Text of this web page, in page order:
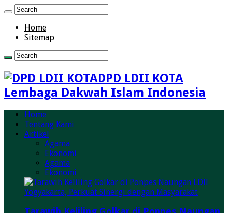
Home
Sitemap
DPD LDII KOTA
Lembaga Dakwah Islam Indonesia
Home
Tentang Kami
Artikel
Agama
Ekonomi
Agama
Ekonomi